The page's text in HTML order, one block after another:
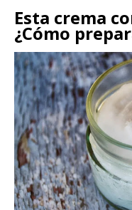
Esta crema
¿Cómo